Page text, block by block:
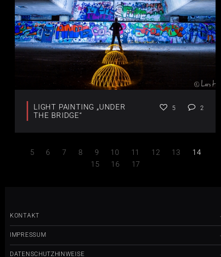
LIGHT PAINTING „UNDER
THE BRIDGE“
5 2
5 6 7 8 9 10 11 12 13
14
15
16 17
KONTAKT
IMPRESSUM
DATENSCHUTZHINWEISE